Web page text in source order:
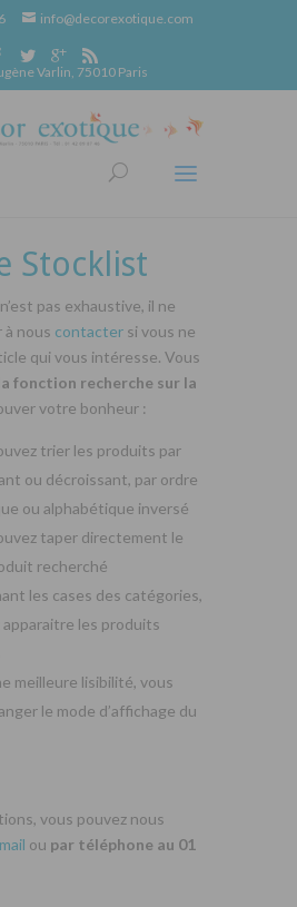
info@decorexotique.com
Varlin, 75010 Paris
Stocklist
pas exhaustive, il ne
nous contacter si vous ne
qui vous intéresse. Vous
fonction recherche sur la
votre bonheur :
trier les produits par
ou décroissant, par ordre
ou alphabétique inversé
taper directement le
recherché
les cases des catégories,
les produits
meilleure lisibilité, vous
le mode d’affichage du
vous pouvez nous
ou par téléphone au 01